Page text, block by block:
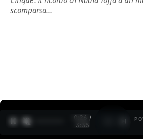
scomparsa…
0:27 /
3:35